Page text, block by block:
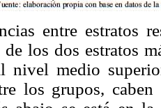
entre estratos
de los dos estratos
nivel medio
los grupos, caben